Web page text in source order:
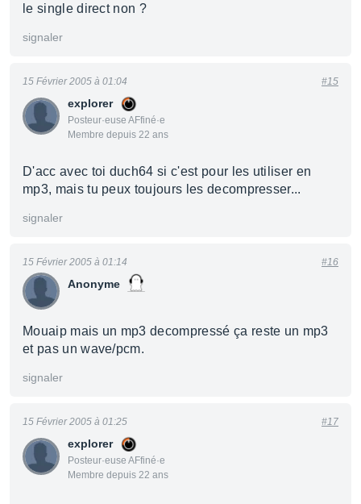
le single direct non ?
signaler
explorer
Posteur·euse AFfiné·e
Membre depuis 22 ans
15 Février 2005 à 01:04 #15
D'acc avec toi duch64 si c'est pour les utiliser en
mp3, mais tu peux toujours les decompresser...
signaler
Anonyme
15 Février 2005 à 01:14 #16
Mouaip mais un mp3 decompressé ça reste un mp3
et pas un wave/pcm.
signaler
explorer
Posteur·euse AFfiné·e
Membre depuis 22 ans
15 Février 2005 à 01:25 #17